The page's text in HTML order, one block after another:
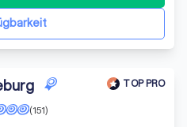
TOP PRO
(151)